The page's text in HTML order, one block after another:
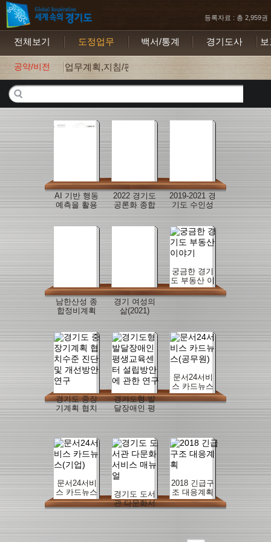
등록자료 : 총 2,959권
전체보기 도정업무 백서/통계 경기도사
공약/비전 업무계획,지침/편람
AI 기반 행동
예측을 활용
2022 경기도
공론화 종합
2019-2021 경
기도 수인성
생 역학조사
결과보고서
우수사례집
남한산성 종
합정비계획
경기 여성의
삶(2021)
궁금한 경기
도 부동산 이
야기
경기도 중장
기계획 협치
수준 진단 및
경기도형 발
달장애인 평
생교육센터
문서24서비
스 카드뉴스
(공무원)
문서24서비
스 카드뉴스
(기업)
경기도 도서
관 다문화서
비스 매뉴얼
2018 긴급구
조 대응계획